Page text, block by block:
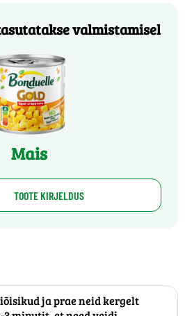
valmistamisel
Mais
TOOTE KIRJELDUS
ja prae neid kergelt